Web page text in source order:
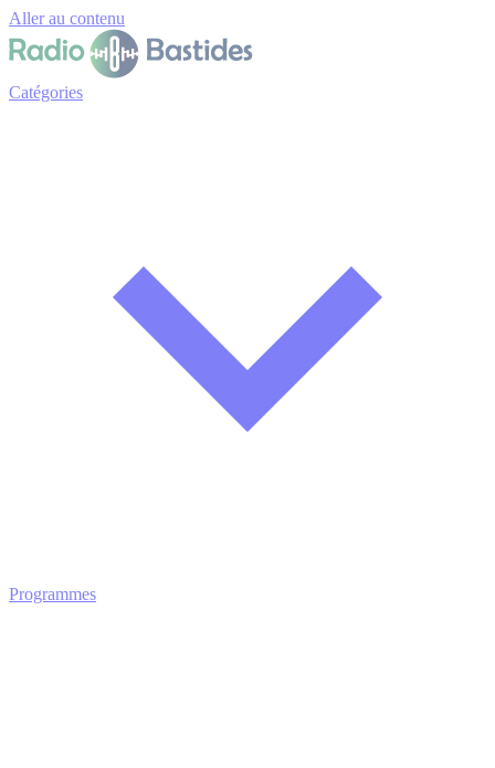
Aller au contenu
Catégories
Programmes
Panneau de gestion des cookies